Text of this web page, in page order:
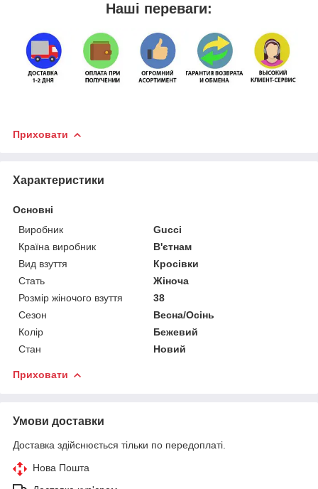
Наші переваги:
Приховати
Характеристики
Основні
Виробник
Gucci
Країна виробник
В'єтнам
Вид взуття
Кросівки
Стать
Жіноча
Розмір жіночого взуття
38
Сезон
Весна/Осінь
Колір
Бежевий
Стан
Новий
Приховати
Умови доставки
Доставка здійснюється тільки по передоплаті.
Нова Пошта